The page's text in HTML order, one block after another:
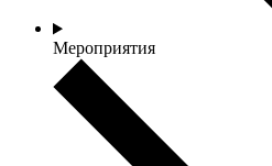
Мероприятия